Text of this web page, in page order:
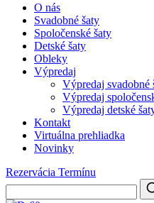
O nás
Svadobné šaty
Spoločenské šaty
Detské šaty
Obleky
Výpredaj
Výpredaj svadobné
Výpredaj
Výpredaj detské
Kontakt
Virtuálna prehliadka
Novinky
Rezervácia Termínu